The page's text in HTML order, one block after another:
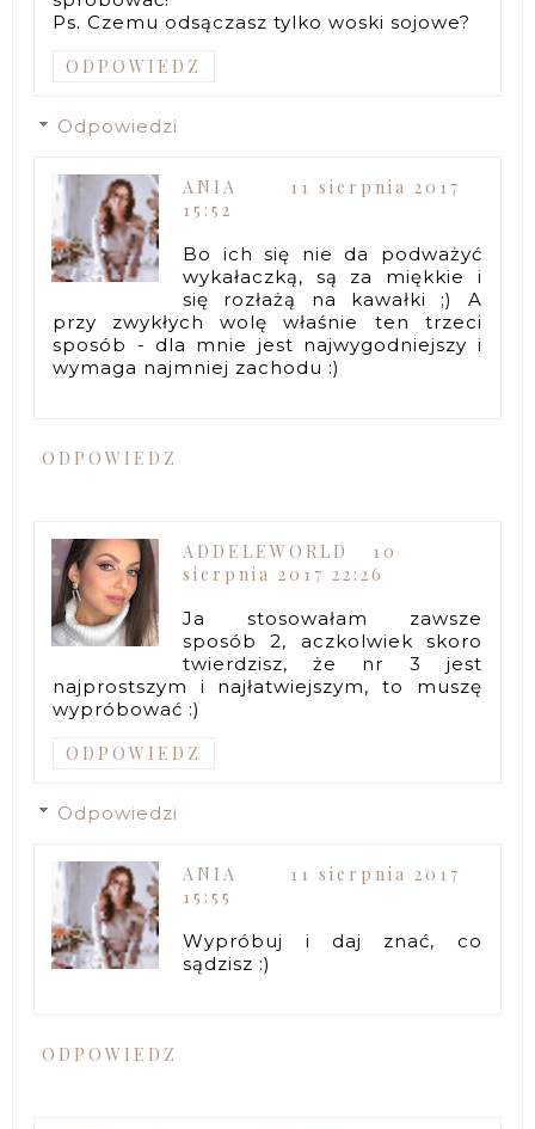
Ps. Czemu odsączasz tylko woski sojowe?
ODPOWIEDZ
Odpowiedzi
ANIA
11 sierpnia 2017
15:52
Bo ich się nie da podważyć
wykałaczką, są za miękkie i
się rozłażą na kawałki ;) A
przy zwykłych wolę właśnie ten trzeci
sposób - dla mnie jest najwygodniejszy i
wymaga najmniej zachodu :)
ODPOWIEDZ
ADDELEWORLD
10
sierpnia 2017 22:26
Ja stosowałam zawsze
sposób 2, aczkolwiek skoro
twierdzisz, że nr 3 jest
najprostszym i najłatwiejszym, to muszę
wypróbować :)
ODPOWIEDZ
Odpowiedzi
ANIA
11 sierpnia 2017
15:55
Wypróbuj i daj znać, co
sądzisz :)
ODPOWIEDZ